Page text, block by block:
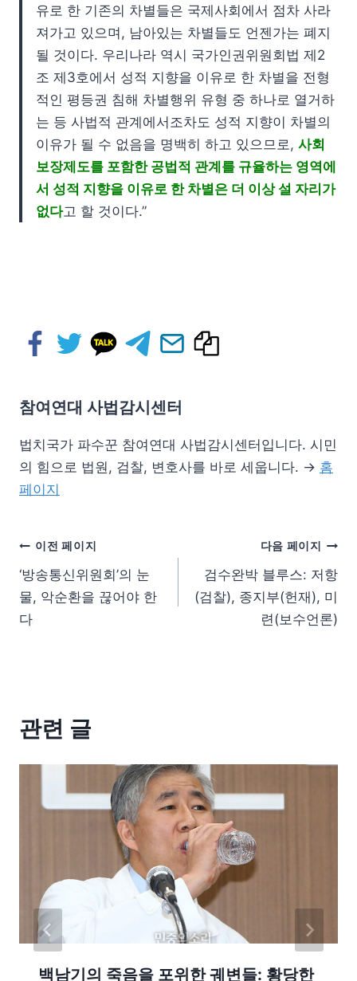
유로 한 기존의 차별들은 국제사회에서 점차 사라
져가고 있으며, 남아있는 차별들도 언젠가는 폐지
될 것이다. 우리나라 역시 국가인권위원회법 제2
조 제3호에서 성적 지향을 이유로 한 차별을 전형
적인 평등권 침해 차별행위 유형 중 하나로 열거하
는 등 사법적 관계에서조차도 성적 지향이 차별의
이유가 될 수 없음을 명백히 하고 있으므로, 사회
보장제도를 포함한 공법적 관계를 규율하는 영역에
서 성적 지향을 이유로 한 차별은 더 이상 설 자리가
없다고 할 것이다.”
참여연대 사법감시센터
법치국가 파수꾼 참여연대 사법감시센터입니다. 시민
의 힘으로 법원, 검찰, 변호사를 바로 세웁니다. → 홈
페이지
이전 페이지
‘방송통신위원회’의 눈
물, 악순환을 끊어야 한
다
다음 페이지
검수완박 블루스: 저항
(검찰), 종지부(헌재), 미
련(보수언론)
관련 글
백남기의 죽음을 포위한 궤변들: 황당한